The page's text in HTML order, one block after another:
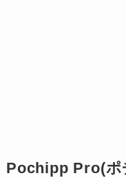
Pochipp Pro(ポ